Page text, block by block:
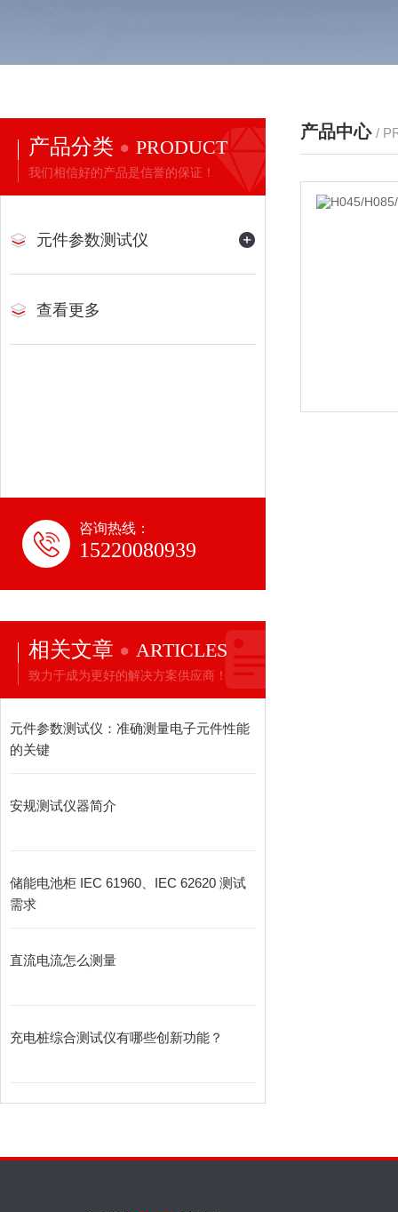
产品分类 PRODUCT
我们相信好的产品是信誉的保证！
元件参数测试仪
查看更多
咨询热线：
15220080939
相关文章 ARTICLES
致力于成为更好的解决方案供应商！
元件参数测试仪：准确测量电子元件性能
的关键
安规测试仪器简介
储能电池柜 IEC 61960、IEC 62620 测试
需求
直流电流怎么测量
充电桩综合测试仪有哪些创新功能？
产品中心 /